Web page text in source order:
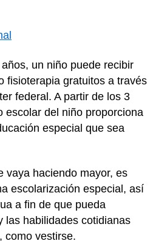
un niño puede recibir
fisioterapia gratuitos a través
federal. A partir de los 3
escolar del niño proporciona
especial que sea
vaya haciendo mayor, es
escolarización especial, así
a fin de que pueda
las habilidades cotidianas
como vestirse.